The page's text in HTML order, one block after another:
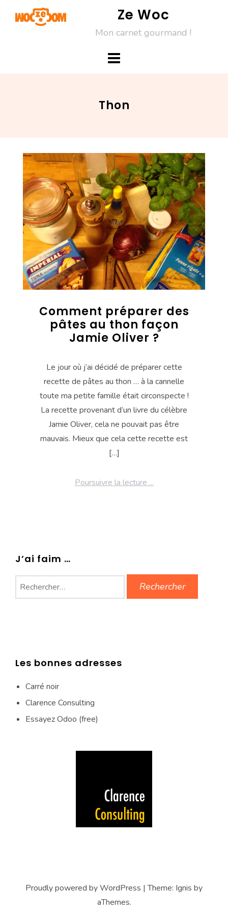
Ze Woc
Mon carnet gourmand !
Thon
Comment préparer des
pâtes au thon façon
Jamie Oliver ?
Le jour où j’ai décidé de préparer cette
recette de pâtes au thon … à la cannelle
toute ma petite famille était circonspecte !
La recette provenant d’un livre du célèbre
Jamie Oliver, cela ne pouvait pas être
mauvais. Mieux que cela cette recette est
[…]
Poursuivre la lecture ...
J’ai faim …
Rechercher :
Les bonnes adresses
Carré noir
Clarence Consulting
Essayez Odoo (free)
Proudly powered by WordPress |Theme: Ignis by
aThemes.